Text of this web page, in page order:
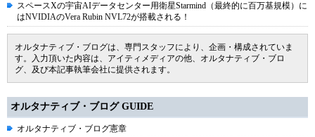
スペースXの宇宙AIデータセンター用衛星Starmind（最終的に百万基規模）に
はNVIDIAのVera Rubin NVL72が搭載される！
オルタナティブ・ブログは、専門スタッフにより、企画・構成されていま
す。入力頂いた内容は、アイティメディアの他、オルタナティブ・ブロ
グ、及び本記事執筆会社に提供されます。
オルタナティブ・ブログ GUIDE
オルタナティブ・ブログ憲章